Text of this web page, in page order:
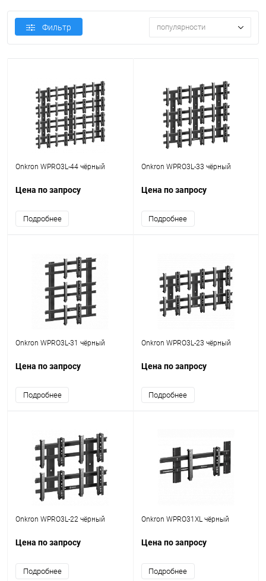
Фильтр популярности
Onkron WPRO3L-44 чёрный
Цена по запросу
Подробнее
Onkron WPRO3L-33 чёрный
Цена по запросу
Подробнее
Onkron WPRO3L-31 чёрный
Цена по запросу
Подробнее
Onkron WPRO3L-23 чёрный
Цена по запросу
Подробнее
Onkron WPRO3L-22 чёрный
Цена по запросу
Подробнее
Onkron WPRO31XL чёрный
Цена по запросу
Подробнее